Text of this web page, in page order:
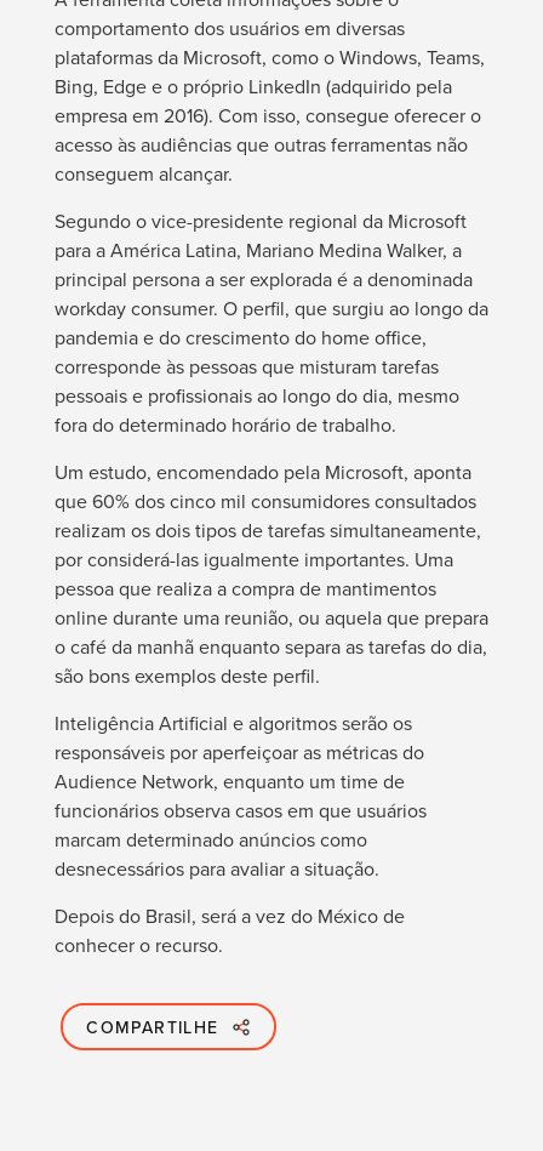
comportamento dos usuários em diversas
plataformas da Microsoft, como o Windows, Teams,
Bing, Edge e o próprio LinkedIn (adquirido pela
empresa em 2016). Com isso, consegue oferecer o
acesso às audiências que outras ferramentas não
conseguem alcançar.
Segundo o vice-presidente regional da Microsoft
para a América Latina, Mariano Medina Walker, a
principal persona a ser explorada é a denominada
workday consumer. O perfil, que surgiu ao longo da
pandemia e do crescimento do home office,
corresponde às pessoas que misturam tarefas
pessoais e profissionais ao longo do dia, mesmo
fora do determinado horário de trabalho.
Um estudo, encomendado pela Microsoft, aponta
que 60% dos cinco mil consumidores consultados
realizam os dois tipos de tarefas simultaneamente,
por considerá-las igualmente importantes. Uma
pessoa que realiza a compra de mantimentos
online durante uma reunião, ou aquela que prepara
o café da manhã enquanto separa as tarefas do dia,
são bons exemplos deste perfil.
Inteligência Artificial e algoritmos serão os
responsáveis por aperfeiçoar as métricas do
Audience Network, enquanto um time de
funcionários observa casos em que usuários
marcam determinado anúncios como
desnecessários para avaliar a situação.
Depois do Brasil, será a vez do México de
conhecer o recurso.
COMPARTILHE